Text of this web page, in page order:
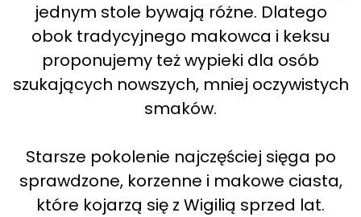
jednym stole bywają różne. Dlatego
obok tradycyjnego makowca i keksu
proponujemy też wypieki dla osób
szukających nowszych, mniej oczywistych
smaków.
Starsze pokolenie najczęściej sięga po
sprawdzone, korzenne i makowe ciasta,
które kojarzą się z Wigilią sprzed lat.